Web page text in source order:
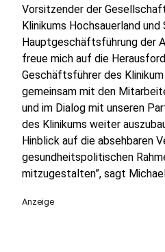
Vorsitzender der
Klinikums Hochsauerland
Hauptgeschäftsführung der
freue mich auf die
Geschäftsführer des
gemeinsam mit den
und im Dialog mit unseren
des Klinikums weiter
Hinblick auf die absehbaren
gesundheitspolitischen
mitzugestalten”, sagt
Anzeige